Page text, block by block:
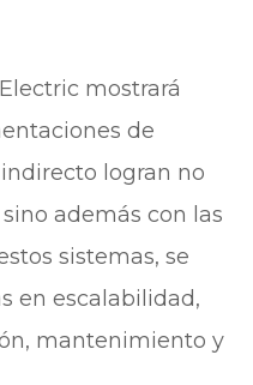
mostrará
de
logran no
además con las
sistemas, se
en escalabilidad,
mantenimiento y